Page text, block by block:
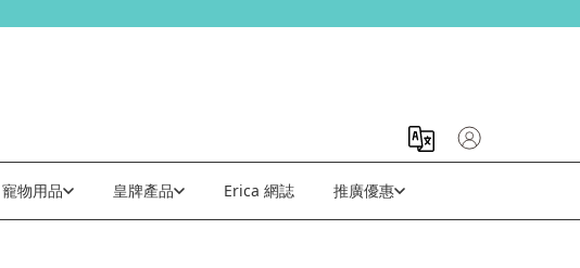
寵物用品 皇牌產品 Erica 網誌 推廣優惠